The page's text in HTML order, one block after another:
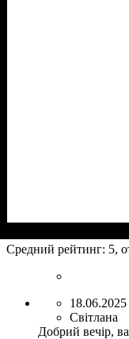
Средний рейтинг: 5,
18.06.2025
Світлана
Добрий вечір,